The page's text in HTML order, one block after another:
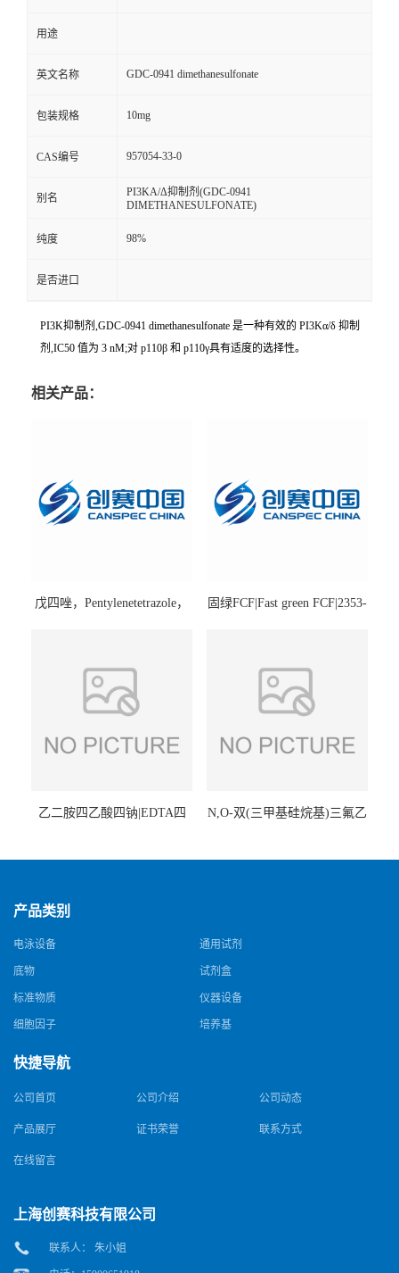
用途
英文名称 GDC-0941 dimethanesulfonate
包装规格 10mg
CAS编号 957054-33-0
别名
PI3KΑ/Δ抑制剂(GDC-0941
DIMETHANESULFONATE)
纯度 98%
是否进口
PI3K抑制剂,GDC-0941 dimethanesulfonate 是一种有效的 PI3Kα/δ 抑制
剂,IC50 值为 3 nM;对 p110β 和 p110γ具有适度的选择性。
相关产品：
戊四唑，Pentylenetetrazole，
固绿FCF|Fast green FCF|2353-
乙二胺四乙酸四钠|EDTA四
N,O-双(三甲基硅烷基)三氟乙
产品类别
电泳设备 通用试剂
底物 试剂盒
标准物质 仪器设备
细胞因子 培养基
快捷导航
公司首页 公司介绍 公司动态
产品展厅 证书荣誉 联系方式
在线留言
上海创赛科技有限公司
联系人： 朱小姐